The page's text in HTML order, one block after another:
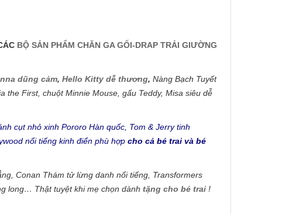
BỘ SẢN PHẨM CHĂN GA GỐI-DRAP TRẢI GIƯỜNG
dũng cảm, Hello Kitty dễ thương, Nàng Bạch Tuyết
the First, chuột Minnie Mouse, gấu Teddy, Misa siêu dễ
cụt nhỏ xinh Pororo Hàn quốc, Tom & Jerry tinh
nổi tiếng kinh điển phù hợp cho cả bé trai và bé
Conan Thám tử lừng danh nổi tiếng, Transformers
long… Thật tuyệt khi mẹ chọn dành tặng cho bé trai !